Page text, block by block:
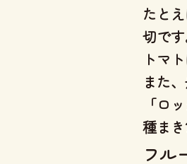
たと
切です
トマ
また
「ロ
種ま
フル